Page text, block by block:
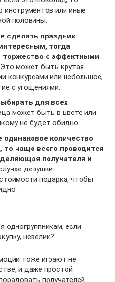
инструментов или иные
половины.
сделать праздник
тогда
торжество с эффектными
Это может быть крутая
конкурсами или небольшое,
с угощениями.
для всех
может быть в цвете или
не будет обидно.
одинаковое количество
то чаще всего проводится
получателя и
девушки
подарка, чтобы
одногруппникам, если
невелик?
тоже играют не
и даже простой
получателей.